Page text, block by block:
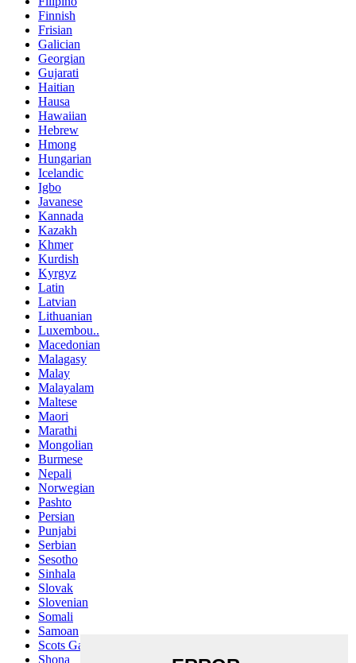
Finnish
Frisian
Galician
Georgian
Gujarati
Haitian
Hausa
Hawaiian
Hebrew
Hmong
Hungarian
Icelandic
Igbo
Javanese
Kannada
Kazakh
Khmer
Kurdish
Kyrgyz
Latin
Latvian
Lithuanian
Luxembou..
Macedonian
Malagasy
Malay
Malayalam
Maltese
Maori
Marathi
Mongolian
Burmese
Nepali
Norwegian
Pashto
Persian
Punjabi
Serbian
Sesotho
Sinhala
Slovak
Slovenian
Somali
Samoan
Scots Gaelic
Shona